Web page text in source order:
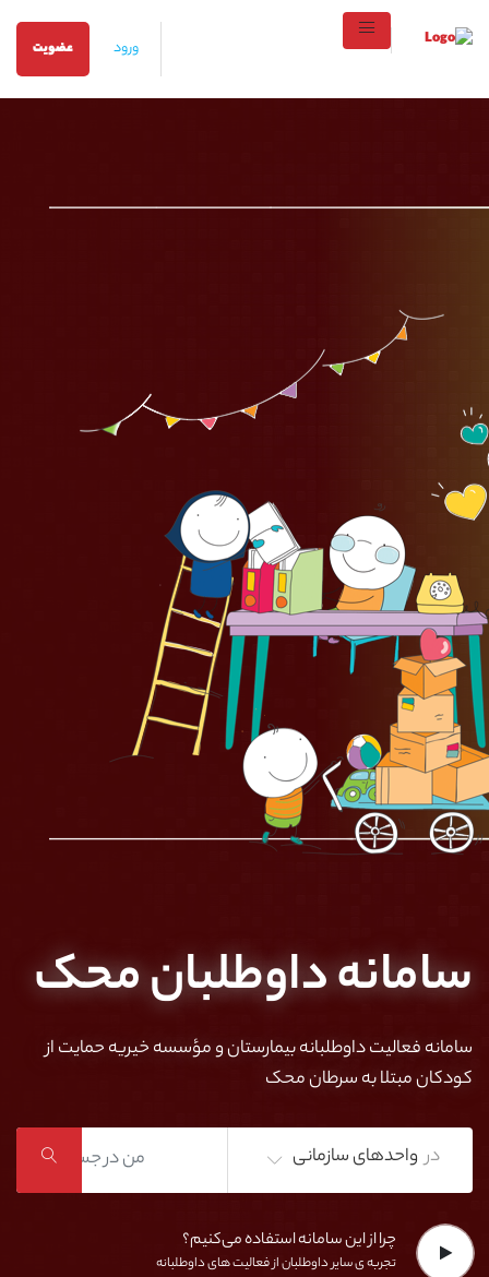
ورود عضویت
سامانه داوطلبان محک
سامانه فعالیت داوطلبانه بیمارستان و مؤسسه خیریه حمایت از
کودکان مبتلا به سرطان محک
در واحدهای سازمانی
چرا از این سامانه استفاده می‌کنیم؟
تجربه ی سایر داوطلبان از فعالیت های داوطلبانه